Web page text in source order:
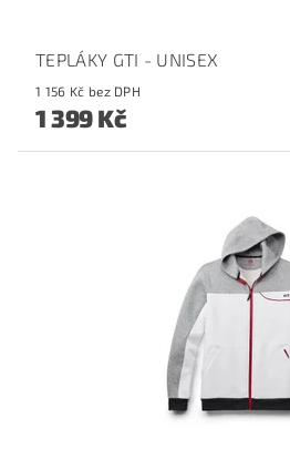
TEPLÁKY GTI - UNISEX
1 156 Kč bez DPH
1 399 Kč